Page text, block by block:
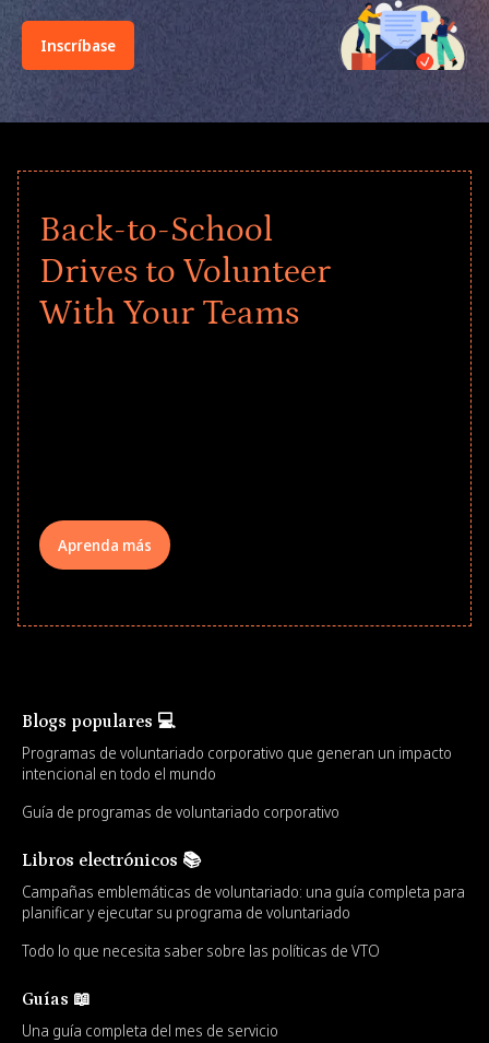
Inscríbase
Back-to-School
Drives to Volunteer
With Your Teams
Aprenda más
Blogs populares 💻
Programas de voluntariado corporativo que generan un impacto
intencional en todo el mundo
Guía de programas de voluntariado corporativo
Libros electrónicos 📚
Campañas emblemáticas de voluntariado: una guía completa para
planificar y ejecutar su programa de voluntariado
Todo lo que necesita saber sobre las políticas de VTO
Guías 📖
Una guía completa del mes de servicio